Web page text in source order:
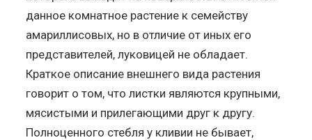
данное комнатное растение к семейству
амариллисовых, но в отличие от иных его
представителей, луковицей не обладает.
Краткое описание внешнего вида растения
говорит о том, что листки являются крупными,
мясистыми и прилегающими друг к другу.
Полноценного стебля у кливии не бывает,